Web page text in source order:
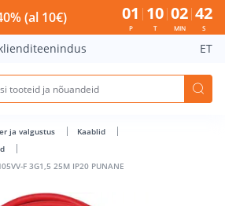
H05VV-F 3G1,5 25M IP20
(al 10€) 01
P
10
T
02
MIN
42
S
ET
ja valgustus
Kaablid
F 3G1,5 25M IP20 PUNANE